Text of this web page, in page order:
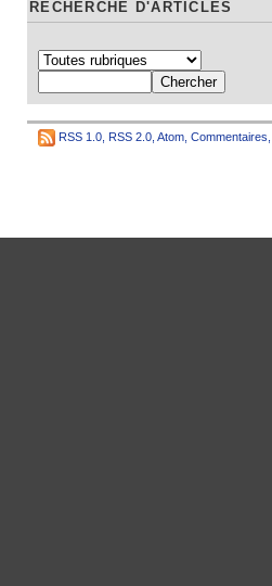
RECHERCHE D'ARTICLES
RSS 1.0 RSS 2.0 Atom Commentaires